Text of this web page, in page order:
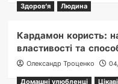
Здоров'я
Людина
Кардамон користь:
властивості та
Олександр Троценко
Домашні улюбленці